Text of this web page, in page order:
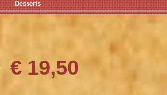
Desserts
€ 19,50